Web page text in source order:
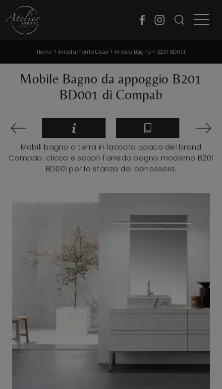
Home >Arredamento Casa >Arredo Bagno > B201 BD001
Mobile Bagno da appoggio B201
BD001 di Compab
Mobili bagno a terra in laccato opaco del brand
Compab: clicca e scopri l'arredo bagno moderno B201
BD001 per la stanza del benessere.